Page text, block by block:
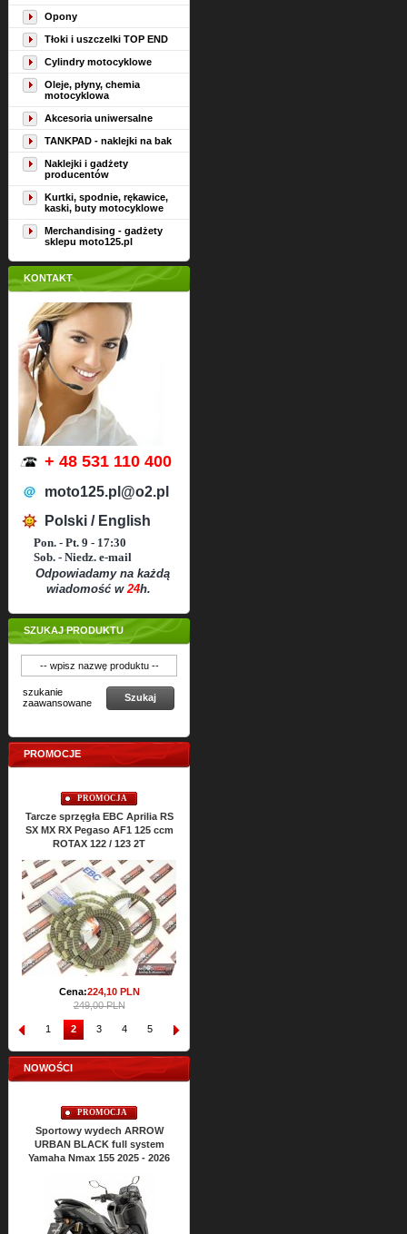
Opony
Tłoki i uszczelki TOP END
Cylindry motocyklowe
Oleje, płyny, chemia
motocyklowa
Akcesoria uniwersalne
TANKPAD - naklejki na bak
Naklejki i gadżety
producentów
Kurtki, spodnie, rękawice,
kaski, buty motocyklowe
Merchandising - gadżety
sklepu moto125.pl
KONTAKT
+ 48 531 110 400
moto125.pl@o2.pl
Polski / English
Pon. - Pt. 9 - 17:30
Sob. - Niedz. e-mail
Odpowiadamy na każdą
wiadomość w24h.
SZUKAJ PRODUKTU
szukanie
zaawansowane
Szukaj
PROMOCJE
PROMOCJA
Tarcze sprzęgła EBC Aprilia RS
SX MX RX Pegaso AF1 125 ccm
ROTAX 122 / 123 2T
Cena:224,10PLN
249,00 PLN
1 2 3 4 5 6
NOWOŚCI
PROMOCJA
Sportowy wydech ARROW
URBAN BLACK full system
Yamaha Nmax 155 2025 - 2026